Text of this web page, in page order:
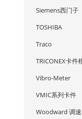
Siemens西门子
TOSHIBA
Traco
TRICONEX卡件
Vibro-Meter
VMIC系列卡件
Woodward 调